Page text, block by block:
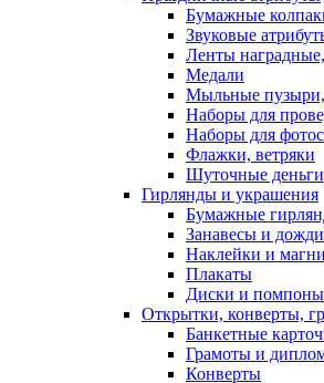
Бумажные
Звуковые
Ленты
Медали
Мыльные
Наборы для
Наборы для
Флажки, ветряки
Шуточные деньги
Гирлянды и украшения
Бумажные
Занавесы и
Наклейки и
Плакаты
Диски и помпоны
Открытки, конверты,
Банкетные
Грамоты и
Конверты